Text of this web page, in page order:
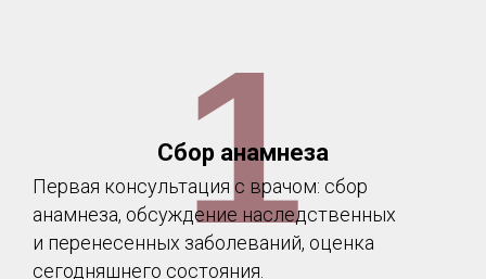
Сбор анамнеза
Первая консультация с врачом: сбор
анамнеза, обсуждение наследственных
и перенесенных заболеваний, оценка
сегодняшнего состояния.
1
ПРОГРАММЫ
Укрепление иммунитета